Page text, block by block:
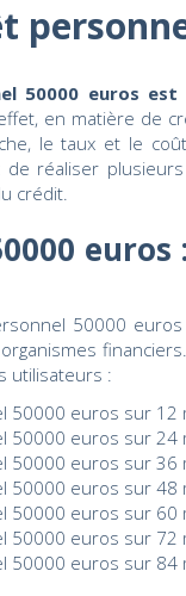
50000 euros
en matière de
le taux et le
réaliser
crédit.
50000
utilisateurs :
50000 euros sur 12
50000 euros sur 24
50000 euros sur 36
50000 euros sur 48
50000 euros sur 60
50000 euros sur 72
50000 euros sur 84